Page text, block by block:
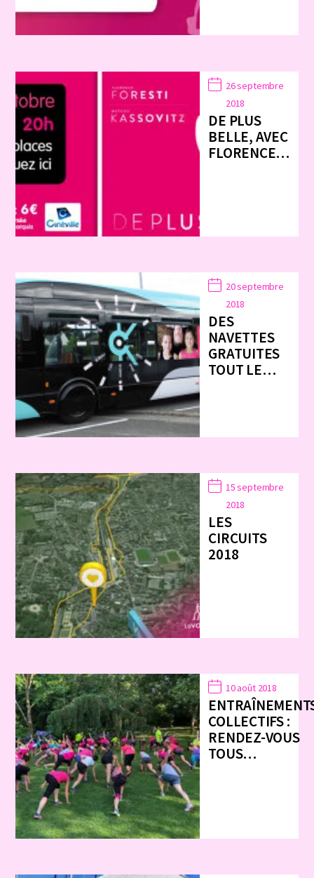
26 septembre
2018
DE PLUS
BELLE, AVEC
FLORENCE…
20 septembre
2018
DES
NAVETTES
GRATUITES
TOUT LE…
15 septembre
2018
LES
CIRCUITS
2018
10 août 2018
COLLECTIFS :
RENDEZ-VOUS
TOUS…